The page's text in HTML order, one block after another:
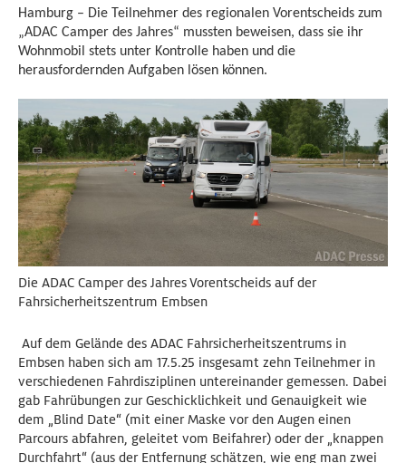
Hamburg – Die Teilnehmer des regionalen Vorentscheids zum
„ADAC Camper des Jahres“ mussten beweisen, dass sie ihr
Wohnmobil stets unter Kontrolle haben und die
herausfordernden Aufgaben lösen können.
Die ADAC Camper des Jahres Vorentscheids auf der
Fahrsicherheitszentrum Embsen
Auf dem Gelände des ADAC Fahrsicherheitszentrums in
Embsen haben sich am 17.5.25 insgesamt zehn Teilnehmer in
verschiedenen Fahrdisziplinen untereinander gemessen. Dabei
gab Fahrübungen zur Geschicklichkeit und Genauigkeit wie
dem „Blind Date“ (mit einer Maske vor den Augen einen
Parcours abfahren, geleitet vom Beifahrer) oder der „knappen
Durchfahrt“ (aus der Entfernung schätzen, wie eng man zwei